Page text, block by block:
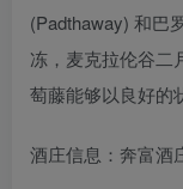
(Padthaway) 和巴
冻，麦克拉伦谷二
萄藤能够以良好的
酒庄信息：奔富酒